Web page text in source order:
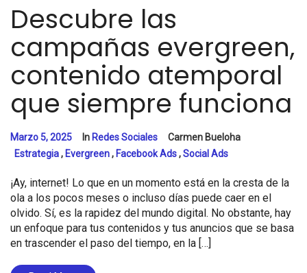
Descubre las
campañas evergreen,
contenido atemporal
que siempre funciona
Marzo 5, 2025 In Redes Sociales
Carmen Bueloha
Estrategia, Evergreen, Facebook Ads,Social Ads
¡Ay, internet! Lo que en un momento está en la cresta de la
ola a los pocos meses o incluso días puede caer en el
olvido. Sí, es la rapidez del mundo digital. No obstante, hay
un enfoque para tus contenidos y tus anuncios que se basa
en trascender el paso del tiempo, en la […]